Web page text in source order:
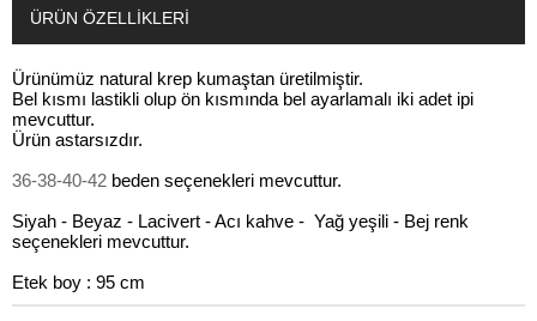
ÜRÜN ÖZELLIKLERI
Ürünümüz natural krep kumaştan üretilmiştir.
Bel kısmı lastikli olup ön kısmında bel ayarlamalı iki adet ipi
mevcuttur.
Ürün astarsızdır.
36-38-40-42 beden seçenekleri mevcuttur.
Siyah - Beyaz - Lacivert - Acı kahve - Yağ yeşili - Bej renk
seçenekleri mevcuttur.
Etek boy : 95 cm